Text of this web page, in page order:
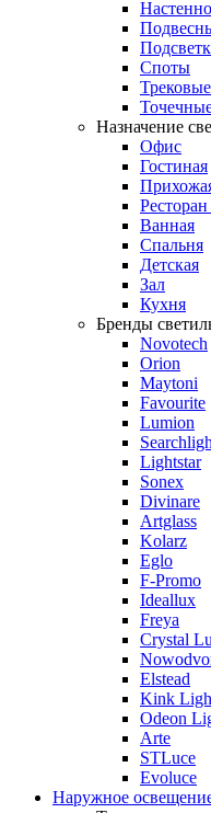
Споты
Трековые
Назначение
Офис
Гостиная
Ванная
Спальня
Детская
Зал
Кухня
Бренды
Novotech
Orion
Maytoni
Favourite
Lumion
Lightstar
Sonex
Divinare
Artglass
Kolarz
Eglo
F-Promo
Ideallux
Freya
Crystal
Elstead
Kink
Odeon
Arte
STLuce
Evoluce
Наружное